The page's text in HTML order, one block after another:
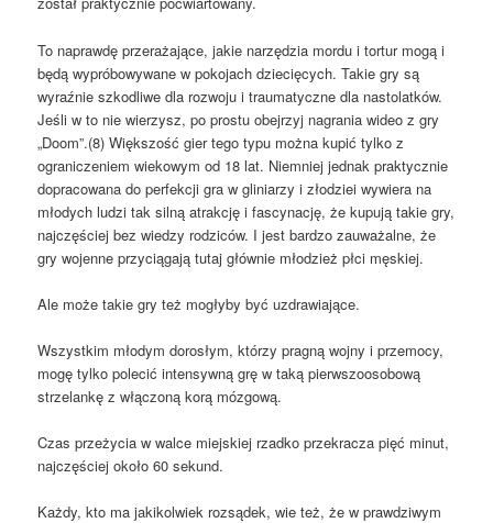
To naprawdę przerażające, jakie narzędzia mordu i tortur mogą i
będą wypróbowywane w pokojach dziecięcych. Takie gry są
wyraźnie szkodliwe dla rozwoju i traumatyczne dla nastolatków.
Jeśli w to nie wierzysz, po prostu obejrzyj nagrania wideo z gry
„Doom”.(8) Większość gier tego typu można kupić tylko z
ograniczeniem wiekowym od 18 lat. Niemniej jednak praktycznie
dopracowana do perfekcji gra w gliniarzy i złodziei wywiera na
młodych ludzi tak silną atrakcję i fascynację, że kupują takie gry,
najczęściej bez wiedzy rodziców. I jest bardzo zauważalne, że
gry wojenne przyciągają tutaj głównie młodzież płci męskiej.
Ale może takie gry też mogłyby być uzdrawiające.
Wszystkim młodym dorosłym, którzy pragną wojny i przemocy,
mogę tylko polecić intensywną grę w taką pierwszoosobową
strzelankę z włączoną korą mózgową.
Czas przeżycia w walce miejskiej rzadko przekracza pięć minut,
najczęściej około 60 sekund.
Każdy, kto ma jakikolwiek rozsądek, wie też, że w prawdziwym